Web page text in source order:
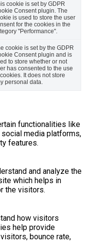
cookie is set by GDPR
Consent plugin. The
is used to store the user
for the cookies in the
"Performance".
cookie is set by the GDPR
Consent plugin and is
to store whether or not
has consented to the use
It does not store
personal data.
functionalities like
media platforms,
features.
and analyze the
which helps in
the visitors.
how visitors
help provide
bounce rate,